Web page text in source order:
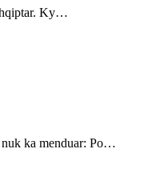
Ky…
nuk ka menduar: Po…